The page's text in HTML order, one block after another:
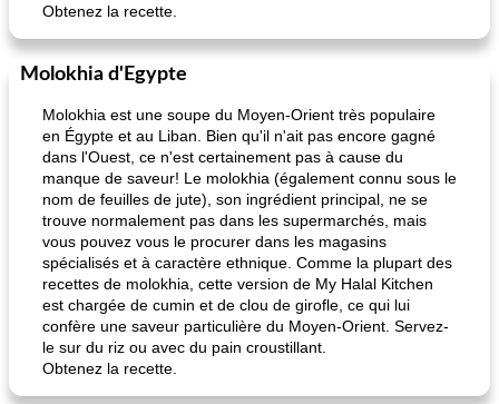
Obtenez la recette.
Molokhia d'Egypte
Molokhia est une soupe du Moyen-Orient très populaire
en Égypte et au Liban. Bien qu'il n'ait pas encore gagné
dans l'Ouest, ce n'est certainement pas à cause du
manque de saveur! Le molokhia (également connu sous le
nom de feuilles de jute), son ingrédient principal, ne se
trouve normalement pas dans les supermarchés, mais
vous pouvez vous le procurer dans les magasins
spécialisés et à caractère ethnique. Comme la plupart des
recettes de molokhia, cette version de My Halal Kitchen
est chargée de cumin et de clou de girofle, ce qui lui
confère une saveur particulière du Moyen-Orient. Servez-
le sur du riz ou avec du pain croustillant.
Obtenez la recette.